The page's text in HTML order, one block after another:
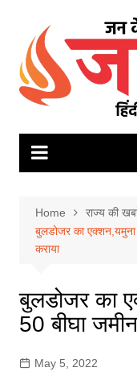
content
Home
राज्य की
बुलडोजर का एक्शन,यमुना
कराया
बुलडोजर का
50 बीघा
May 5, 2022